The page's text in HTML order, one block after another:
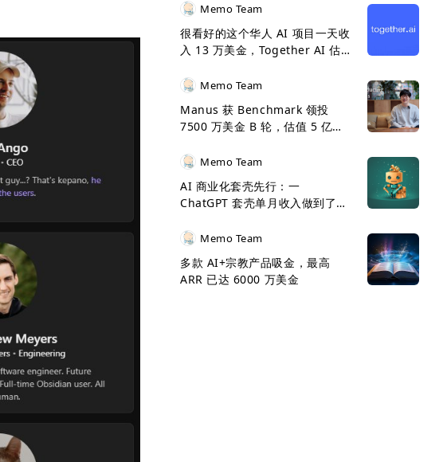
Memo Team
很看好的这个华人 AI 项目一天收
入 13 万美金，Together AI 估
Memo Team
Manus 获 Benchmark 领投
7500 万美金 B 轮，估值 5 亿美
Memo Team
AI 商业化套壳先行：一
ChatGPT 套壳单月收入做到了
Memo Team
多款 AI+宗教产品吸金，最高
ARR 已达 6000 万美金